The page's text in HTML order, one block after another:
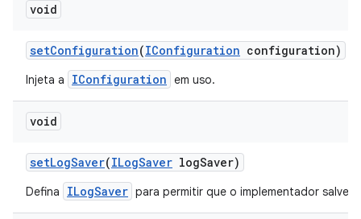
void
setConfiguration(IConfiguration configuration)
Injeta a IConfiguration em uso.
void
setLogSaver(ILogSaver logSaver)
Defina ILogSaver para permitir que o implementador salve